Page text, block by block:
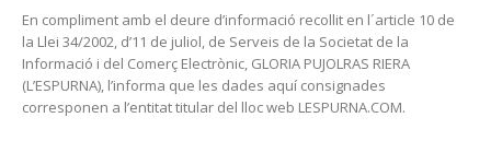
En compliment amb el deure d’informació recollit en l´article 10 de
la Llei 34/2002, d’11 de juliol, de Serveis de la Societat de la
Informació i del Comerç Electrònic, GLORIA PUJOLRAS RIERA
(L’ESPURNA), l’informa que les dades aquí consignades
corresponen a l’entitat titular del lloc web LESPURNA.COM.